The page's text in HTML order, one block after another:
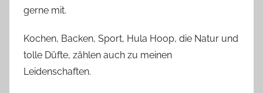
gerne mit.
Kochen, Backen, Sport, Hula Hoop, die Natur und
tolle Düfte, zählen auch zu meinen
Leidenschaften.